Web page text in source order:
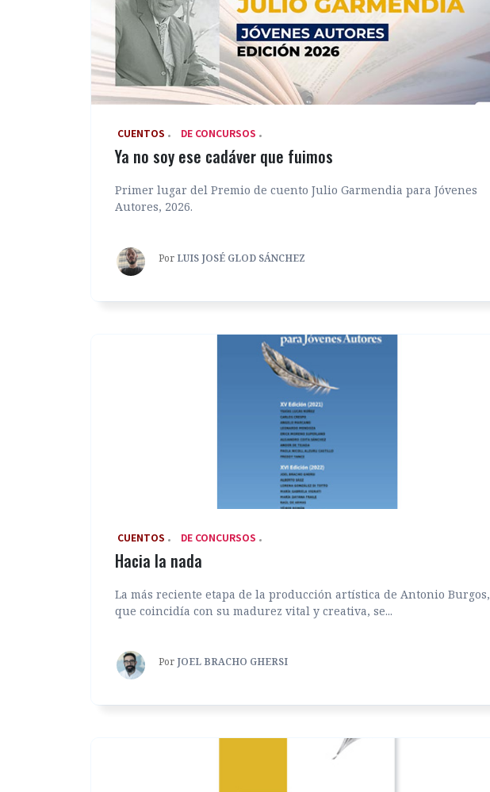
‎ CUENTOS DE CONCURSOS
Ya no soy ese cadáver que fuimos
Primer lugar del Premio de cuento Julio Garmendia para Jóvenes
Autores, 2026.
Por LUIS JOSÉ GLOD SÁNCHEZ
‎ CUENTOS DE CONCURSOS
Hacia la nada
La más reciente etapa de la producción artística de Antonio Burgos,
que coincidía con su madurez vital y creativa, se...
Por JOEL BRACHO GHERSI